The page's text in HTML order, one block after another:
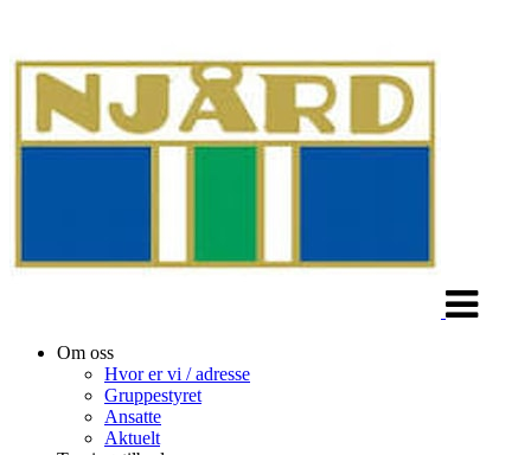
Om oss
Hvor er vi / adresse
Gruppestyret
Ansatte
Aktuelt